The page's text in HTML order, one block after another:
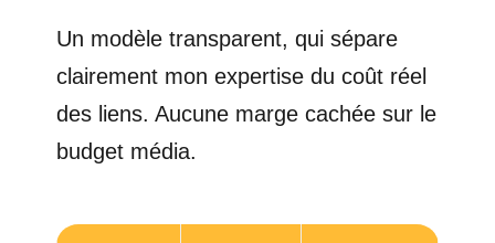
Un modèle transparent, qui sépare
clairement mon expertise du coût réel
des liens. Aucune marge cachée sur le
budget média.